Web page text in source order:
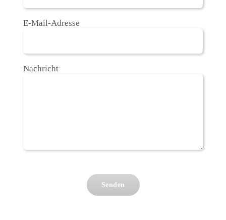
E-Mail-Adresse
Nachricht